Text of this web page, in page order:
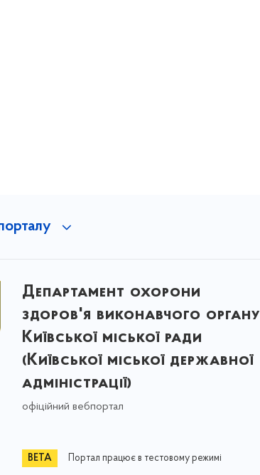
Департамент охорони
здоров'я виконавчого органу
Київської міської ради
(Київської міської державної
адміністрації)
офіційний вебпортал
Портал працює в тестовому режимі